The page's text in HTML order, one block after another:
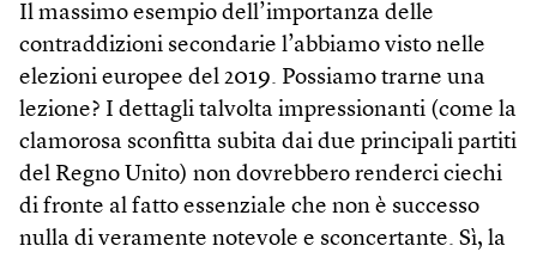
Il massimo esempio dell’importanza delle
contraddizioni secondarie l’abbiamo visto nelle
elezioni europee del 2019. Possiamo trarne una
lezione? I dettagli talvolta impressionanti (come la
clamorosa sconfitta subita dai due principali partiti
del Regno Unito) non dovrebbero renderci ciechi
di fronte al fatto essenziale che non è successo
nulla di veramente notevole e sconcertante. Sì, la